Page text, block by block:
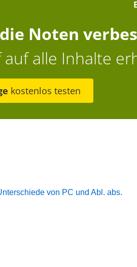
Noten
alle Inhalte
kostenlos testen
von PC und Abl. abs.